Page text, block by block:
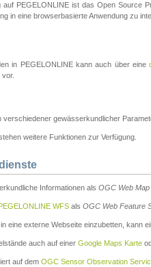
PEGELONLINE ist das Open Source
in eine browserbasierte Anwendung zu
in PEGELONLINE kann auch über eine
verschiedener gewässerkundlicher
weitere Funktionen zur Verfügung.
Informationen als OGC Web
PEGELONLINE WFS als OGC Web Feature
in eine externe Webseite einzubetten, kann
auch auf einer Google Maps Karte
auf dem OGC Sensor Observation